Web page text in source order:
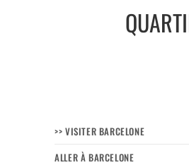
>> VISITER BARCELONE
ALLER À BARCELONE